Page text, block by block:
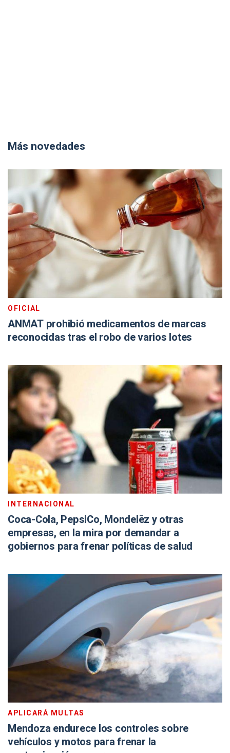
Más novedades
OFICIAL
ANMAT prohibió medicamentos de marcas
reconocidas tras el robo de varios lotes
INTERNACIONAL
Coca-Cola, PepsiCo, Mondelēz y otras
empresas, en la mira por demandar a
gobiernos para frenar políticas de salud
APLICARÁ MULTAS
Mendoza endurece los controles sobre
vehículos y motos para frenar la